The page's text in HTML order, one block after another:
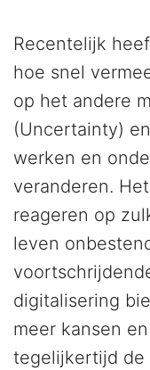
Recentelijk
hoe snel
op het andere
(Uncertainty)
werken en
veranderen.
reageren op
leven
digitalisering
meer kansen
tegelijkertijd de